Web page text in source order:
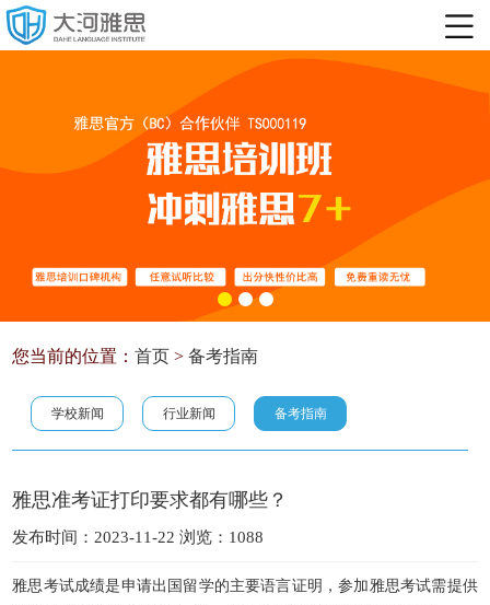
您当前的位置：首页 >备考指南
学校新闻 行业新闻 备考指南
雅思准考证打印要求都有哪些？
发布时间：2023-11-22 浏览：1088
雅思考试成绩是申请出国留学的主要语言证明，参加雅思考试需提供